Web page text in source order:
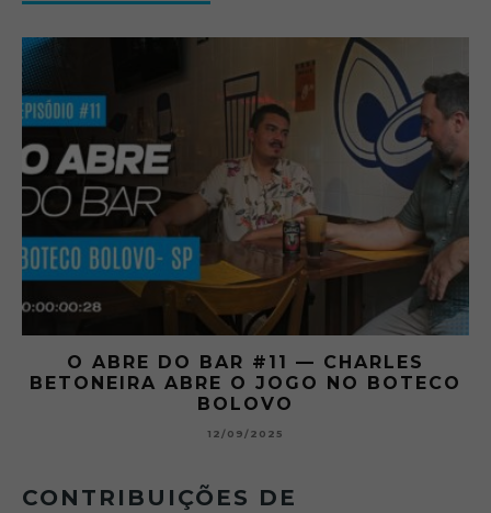
O ABRE DO BAR #11 — CHARLES
BETONEIRA ABRE O JOGO NO BOTECO
BOLOVO
12/09/2025
CONTRIBUIÇÕES DE